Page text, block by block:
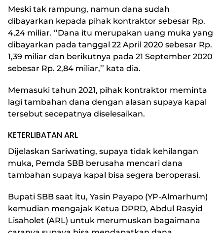
Meski tak rampung, namun dana sudah
dibayarkan kepada pihak kontraktor sebesar Rp.
4,24 miliar. ‘’Dana itu merupakan uang muka yang
dibayarkan pada tanggal 22 April 2020 sebesar Rp.
1,39 miliar dan berikutnya pada 21 September 2020
sebesar Rp. 2,84 miliar,’’ kata dia.
Memasuki tahun 2021, pihak kontraktor meminta
lagi tambahan dana dengan alasan supaya kapal
tersebut secepatnya diselesaikan.
KETERLIBATAN ARL
Dijelaskan Sariwating, supaya tidak kehilangan
muka, Pemda SBB berusaha mencari dana
tambahan supaya kapal bisa segera beroperasi.
Bupati SBB saat itu, Yasin Payapo (YP-Almarhum)
kemudian mengajak Ketua DPRD, Abdul Rasyid
Lisaholet (ARL) untuk merumuskan bagaimana